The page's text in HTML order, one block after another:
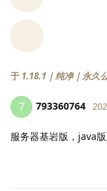
于 1.18.1｜纯净｜永久
7 793360764
服务器基岩版，java